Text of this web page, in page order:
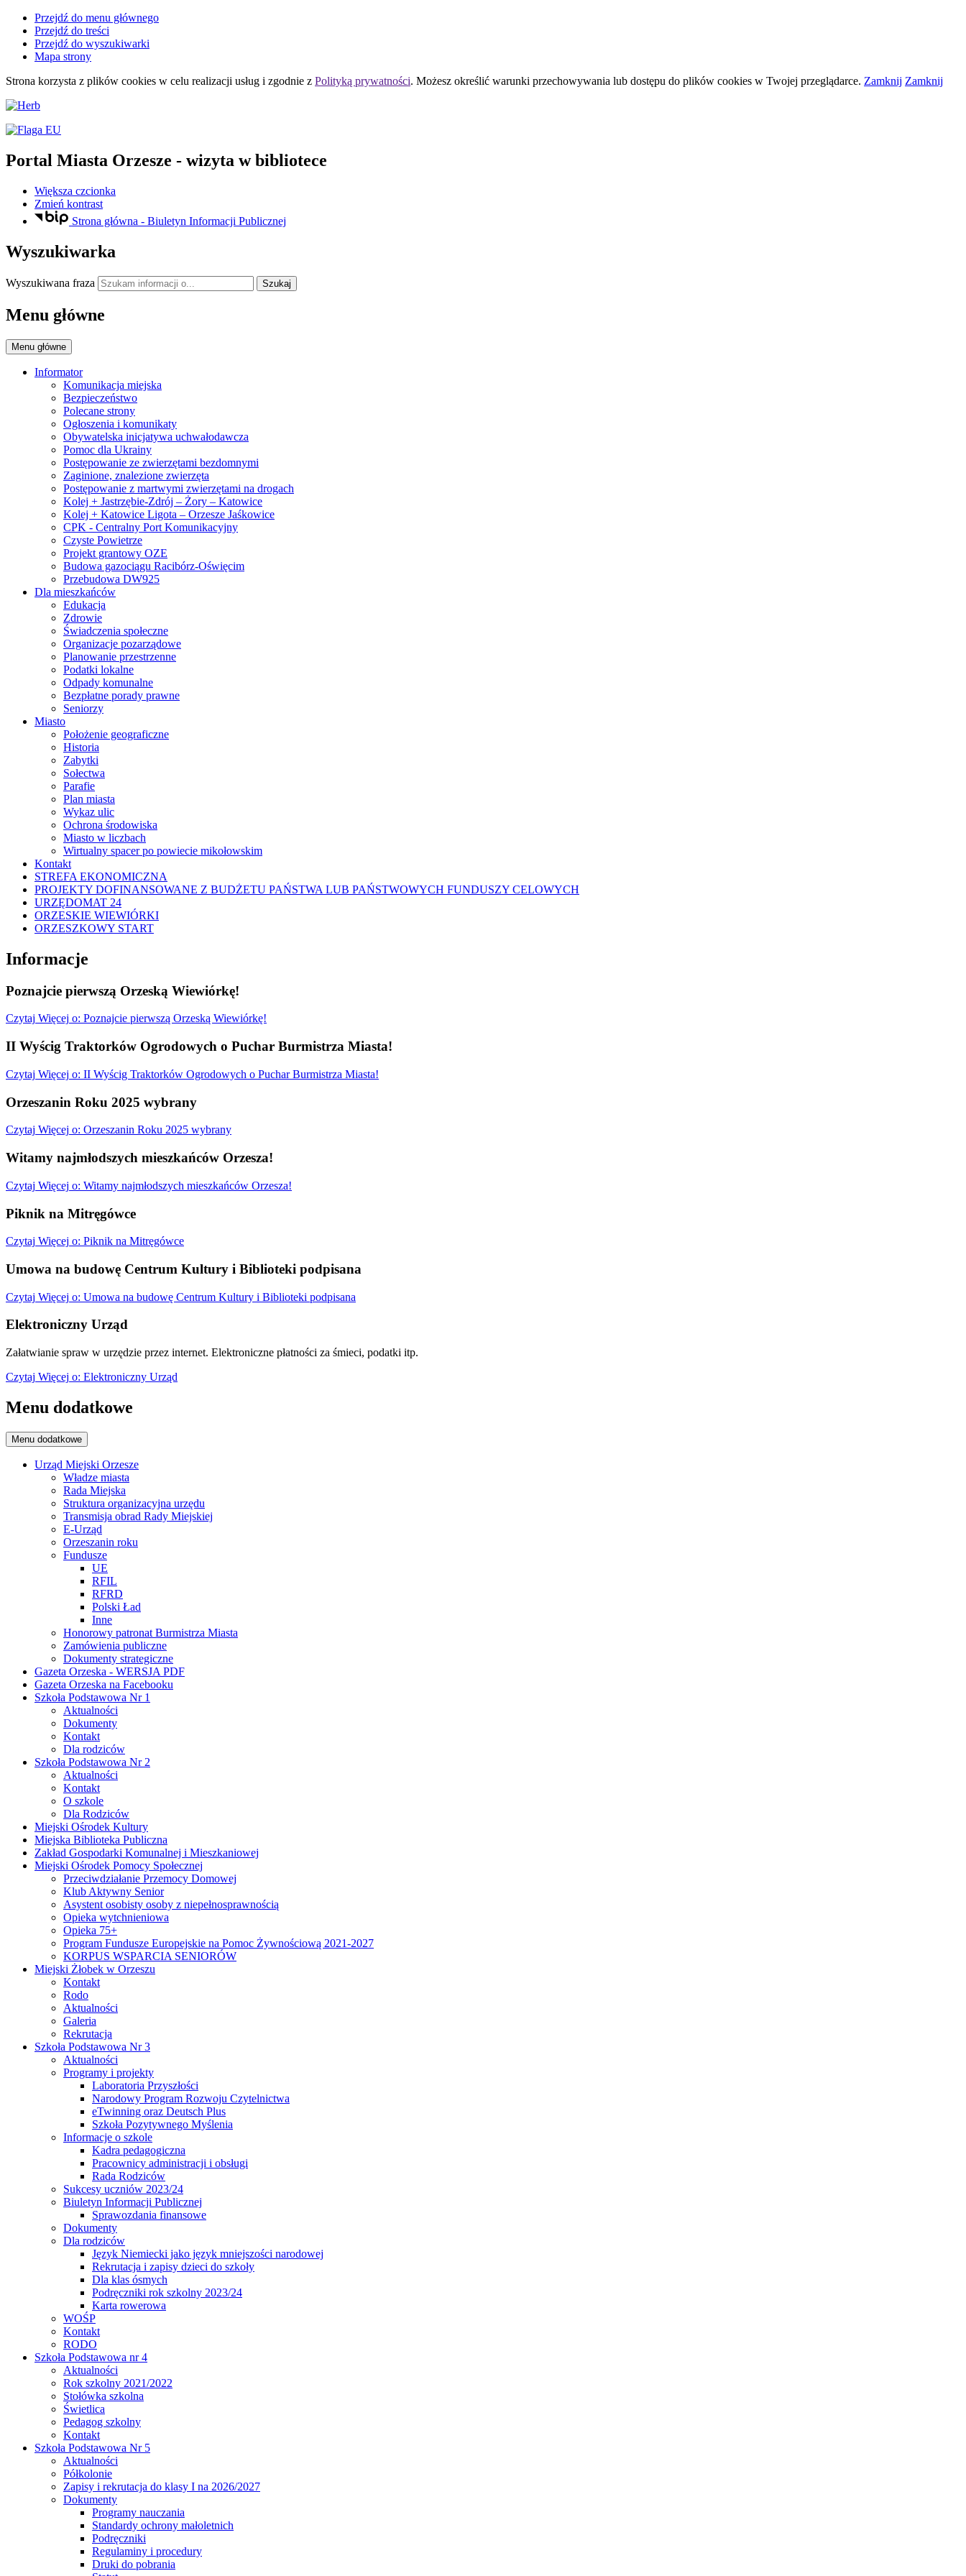
Przejdź do menu głównego
Przejdź do treści
Przejdź do wyszukiwarki
Mapa strony
Strona korzysta z plików cookies w celu realizacji usług i zgodnie z Polityką prywatności. Możesz określić warunki przechowywania lub dostępu do plików cookies w Twojej przeglądarce. Zamknij Zamknij
Portal Miasta Orzesze - wizyta w bibliotece
Większa czcionka
Zmień kontrast
Strona główna - Biuletyn Informacji Publicznej
Wyszukiwarka
Wyszukiwana fraza Szukaj
Menu główne
Menu główne
Informator
Komunikacja miejska
Bezpieczeństwo
Polecane strony
Ogłoszenia i komunikaty
Obywatelska inicjatywa uchwałodawcza
Pomoc dla Ukrainy
Postępowanie ze zwierzętami bezdomnymi
Zaginione, znalezione zwierzęta
Postępowanie z martwymi zwierzętami na drogach
Kolej + Jastrzębie-Zdrój – Żory – Katowice
Kolej + Katowice Ligota – Orzesze Jaśkowice
CPK - Centralny Port Komunikacyjny
Czyste Powietrze
Projekt grantowy OZE
Budowa gazociągu Racibórz-Oświęcim
Przebudowa DW925
Dla mieszkańców
Edukacja
Zdrowie
Świadczenia społeczne
Organizacje pozarządowe
Planowanie przestrzenne
Podatki lokalne
Odpady komunalne
Bezpłatne porady prawne
Seniorzy
Miasto
Położenie geograficzne
Historia
Zabytki
Sołectwa
Parafie
Plan miasta
Wykaz ulic
Ochrona środowiska
Miasto w liczbach
Wirtualny spacer po powiecie mikołowskim
Kontakt
STREFA EKONOMICZNA
PROJEKTY DOFINANSOWANE Z BUDŻETU PAŃSTWA LUB PAŃSTWOWYCH FUNDUSZY CELOWYCH
URZĘDOMAT 24
ORZESKIE WIEWIÓRKI
ORZESZKOWY START
Informacje
Poznajcie pierwszą Orzeską Wiewiórkę!
Czytaj Więcej o: Poznajcie pierwszą Orzeską Wiewiórkę!
II Wyścig Traktorków Ogrodowych o Puchar Burmistrza Miasta!
Czytaj Więcej o: II Wyścig Traktorków Ogrodowych o Puchar Burmistrza Miasta!
Orzeszanin Roku 2025 wybrany
Czytaj Więcej o: Orzeszanin Roku 2025 wybrany
Witamy najmłodszych mieszkańców Orzesza!
Czytaj Więcej o: Witamy najmłodszych mieszkańców Orzesza!
Piknik na Mitręgówce
Czytaj Więcej o: Piknik na Mitręgówce
Umowa na budowę Centrum Kultury i Biblioteki podpisana
Czytaj Więcej o: Umowa na budowę Centrum Kultury i Biblioteki podpisana
Elektroniczny Urząd
Załatwianie spraw w urzędzie przez internet. Elektroniczne płatności za śmieci, podatki itp.
Czytaj Więcej o: Elektroniczny Urząd
Menu dodatkowe
Menu dodatkowe
Urząd Miejski Orzesze
Władze miasta
Rada Miejska
Struktura organizacyjna urzędu
Transmisja obrad Rady Miejskiej
E-Urząd
Orzeszanin roku
Fundusze
UE
RFIL
RFRD
Polski Ład
Inne
Honorowy patronat Burmistrza Miasta
Zamówienia publiczne
Dokumenty strategiczne
Gazeta Orzeska - WERSJA PDF
Gazeta Orzeska na Facebooku
Szkoła Podstawowa Nr 1
Aktualności
Dokumenty
Kontakt
Dla rodziców
Szkoła Podstawowa Nr 2
Aktualności
Kontakt
O szkole
Dla Rodziców
Miejski Ośrodek Kultury
Miejska Biblioteka Publiczna
Zakład Gospodarki Komunalnej i Mieszkaniowej
Miejski Ośrodek Pomocy Społecznej
Przeciwdziałanie Przemocy Domowej
Klub Aktywny Senior
Asystent osobisty osoby z niepełnosprawnością
Opieka wytchnieniowa
Opieka 75+
Program Fundusze Europejskie na Pomoc Żywnościową 2021-2027
KORPUS WSPARCIA SENIORÓW
Miejski Żłobek w Orzeszu
Kontakt
Rodo
Aktualności
Galeria
Rekrutacja
Szkoła Podstawowa Nr 3
Aktualności
Programy i projekty
Laboratoria Przyszłości
Narodowy Program Rozwoju Czytelnictwa
eTwinning oraz Deutsch Plus
Szkoła Pozytywnego Myślenia
Informacje o szkole
Kadra pedagogiczna
Pracownicy administracji i obsługi
Rada Rodziców
Sukcesy uczniów 2023/24
Biuletyn Informacji Publicznej
Sprawozdania finansowe
Dokumenty
Dla rodziców
Język Niemiecki jako język mniejszości narodowej
Rekrutacja i zapisy dzieci do szkoły
Dla klas ósmych
Podręczniki rok szkolny 2023/24
Karta rowerowa
WOŚP
Kontakt
RODO
Szkoła Podstawowa nr 4
Aktualności
Rok szkolny 2021/2022
Stołówka szkolna
Świetlica
Pedagog szkolny
Kontakt
Szkoła Podstawowa Nr 5
Aktualności
Półkolonie
Zapisy i rekrutacja do klasy I na 2026/2027
Dokumenty
Programy nauczania
Standardy ochrony małoletnich
Podręczniki
Regulaminy i procedury
Druki do pobrania